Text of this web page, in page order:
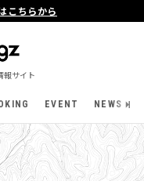
こちらから
報サイト
EVENT NEWS